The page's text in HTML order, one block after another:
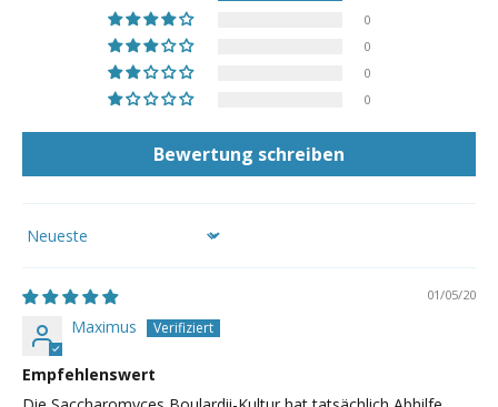
0
0
0
0
Bewertung schreiben
Sort by
01/05/20
Maximus
Empfehlenswert